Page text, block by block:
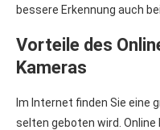
bessere Erkennung auch
Vorteile des
Kameras
Im Internet finden Sie eine
selten geboten wird. Online